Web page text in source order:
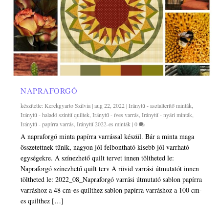
NAPRAFORGÓ
készítette:Kerekgyarto Szilvia|aug 22, 2022|Iránytű - asztalterítő minták
Iránytű - haladó szintű quiltek ,Iránytű - íves varrás ,Iránytű - nyári minták
Iránytű - papírra varrás ,Iránytű 2022-es minták |0
A napraforgó minta papírra varrással készül. Bár a minta maga
összetettnek tűnik, nagyon jól felbontható kisebb jól varrható
egységekre. A színezhető quilt tervet innen töltheted le:
Napraforgó színezhető quilt terv A rövid varrási útmutatót innen
töltheted le: 2022_08_Napraforgó varrási útmutató sablon papírra
varráshoz a 48 cm-es quilthez sablon papírra varráshoz a 100 cm-
es quilthez […]